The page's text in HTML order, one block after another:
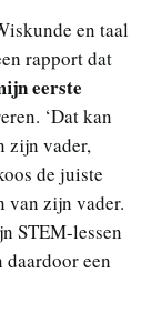
en taal
rapport dat
eerste
‘Dat kan
zijn vader,
de juiste
van zijn vader.
STEM-lessen
een